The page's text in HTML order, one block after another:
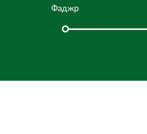
Фаджр